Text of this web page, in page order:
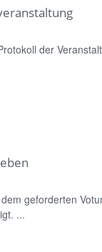
der
geforderten
...